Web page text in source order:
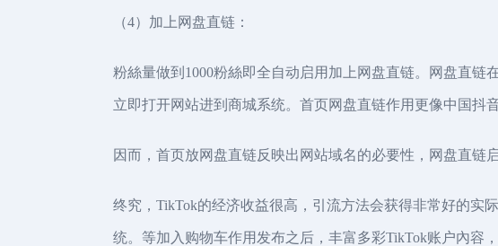
（4）加上网盘直链：
粉絲量做到1000粉絲即全自动启用加上网盘直链。网盘直链
立即打开网站进到商城系统。首页网盘直链作用更像中国抖
因而，首页放网盘直链反映出网站域名的必要性，网盘直链
终究，TikTok的经济收益很高，引流方法会获得非常好的实
统。等加入购物车作用发布之后，丰富多彩TikTok账户內容